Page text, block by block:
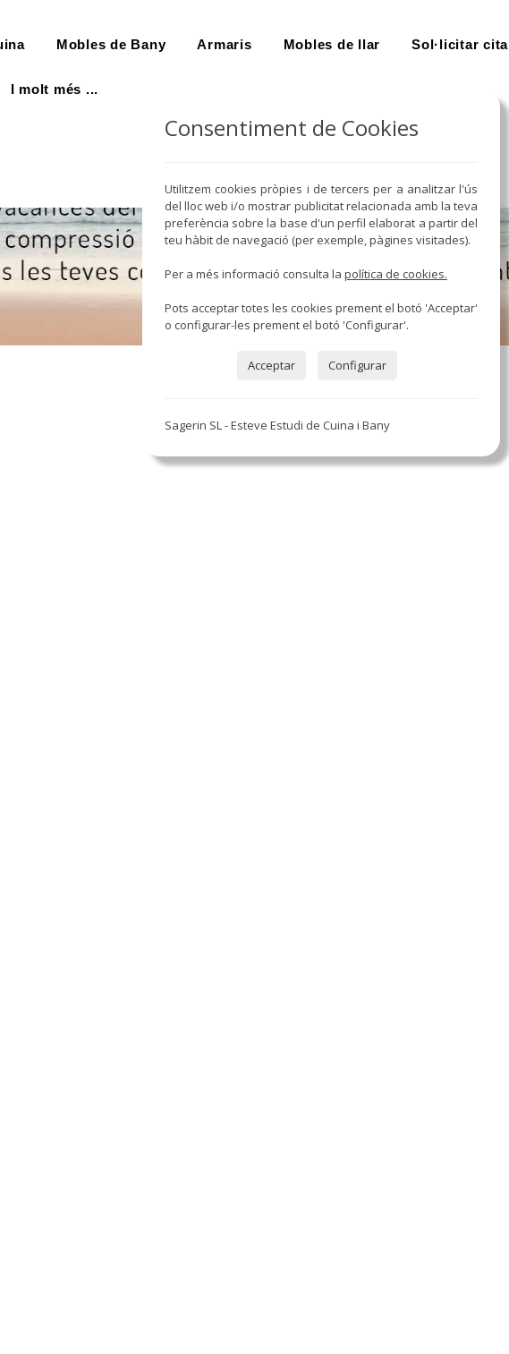
Consentiment de Cookies
Utilitzem cookies pròpies i de tercers per a analitzar l'ús
del lloc web i/o mostrar publicitat relacionada amb la teva
preferència sobre la base d'un perfil elaborat a partir del
teu hàbit de navegació (per exemple, pàgines visitades).
Per a més informació consulta la política de cookies.
Pots acceptar totes les cookies prement el botó 'Acceptar'
o configurar-les prement el botó 'Configurar'.
Acceptar Configurar
Sagerin SL - Esteve Estudi de Cuina i Bany
Mobles de Bany Armaris Mobles de llar Sol·licitar cita
I molt més ...